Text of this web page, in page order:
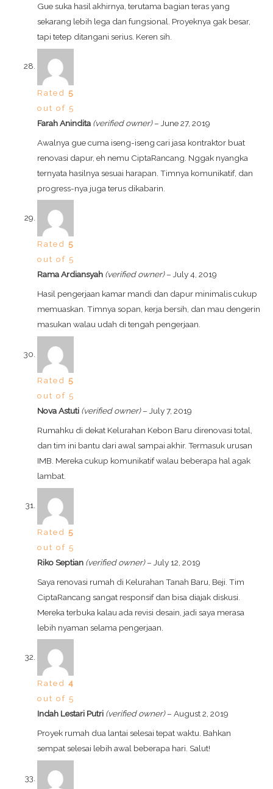
Gue suka hasil akhirnya, terutama bagian teras yang
sekarang lebih lega dan fungsional. Proyeknya gak besar,
tapi tetep ditangani serius. Keren sih.
Rated5
out of 5
Farah Anindita (verified owner) – June 27, 2019
Awalnya gue cuma iseng-iseng cari jasa kontraktor buat
renovasi dapur, eh nemu CiptaRancang. Nggak nyangka
ternyata hasilnya sesuai harapan. Timnya komunikatif, dan
progress-nya juga terus dikabarin.
Rated5
out of 5
Rama Ardiansyah (verified owner) – July 4, 2019
Hasil pengerjaan kamar mandi dan dapur minimalis cukup
memuaskan. Timnya sopan, kerja bersih, dan mau dengerin
masukan walau udah di tengah pengerjaan.
Rated5
out of 5
Nova Astuti (verified owner) – July 7, 2019
Rumahku di dekat Kelurahan Kebon Baru direnovasi total,
dan tim ini bantu dari awal sampai akhir. Termasuk urusan
IMB. Mereka cukup komunikatif walau beberapa hal agak
lambat.
Rated5
out of 5
Riko Septian (verified owner) – July 12, 2019
Saya renovasi rumah di Kelurahan Tanah Baru, Beji. Tim
CiptaRancang sangat responsif dan bisa diajak diskusi.
Mereka terbuka kalau ada revisi desain, jadi saya merasa
lebih nyaman selama pengerjaan.
Rated4
out of 5
Indah Lestari Putri (verified owner) – August 2, 2019
Proyek rumah dua lantai selesai tepat waktu. Bahkan
sempat selesai lebih awal beberapa hari. Salut!